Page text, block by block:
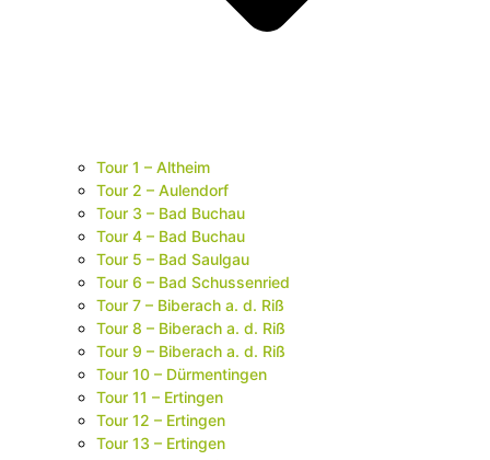
Tour 1 – Altheim
Tour 2 – Aulendorf
Tour 3 – Bad Buchau
Tour 4 – Bad Buchau
Tour 5 – Bad Saulgau
Tour 6 – Bad Schussenried
Tour 7 – Biberach a. d. Riß
Tour 8 – Biberach a. d. Riß
Tour 9 – Biberach a. d. Riß
Tour 10 – Dürmentingen
Tour 11 – Ertingen
Tour 12 – Ertingen
Tour 13 – Ertingen